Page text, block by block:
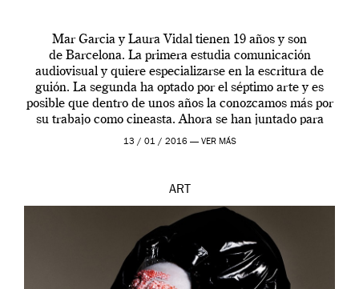
Mar Garcia y Laura Vidal tienen 19 años y son
de Barcelona. La primera estudia comunicación
audiovisual y quiere especializarse en la escritura de
guión. La segunda ha optado por el séptimo arte y es
posible que dentro de unos años la conozcamos más por
su trabajo como cineasta. Ahora se han juntado para
contarnos una […]
13 / 01 / 2016 — VER MÁS
ART